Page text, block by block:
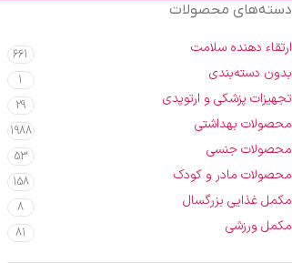
دسته‌های محصولات
ارتقاء دهنده سلامت 661
بدون دسته‌بندی 1
تجهیزات پزشکی و ارتوپدی 29
محصولات بهداشتی 1988
محصولات جنسی 53
محصولات مادر و کودک 158
مکمل غذایی بزرگسال 8
مکمل ورزشی 81